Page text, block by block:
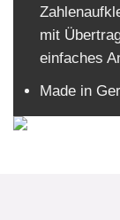
mit
einfaches
Made in